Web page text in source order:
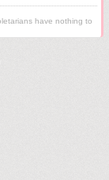
have nothing to